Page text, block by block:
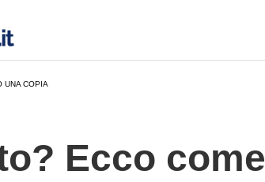
UNA COPIA
Ecco come